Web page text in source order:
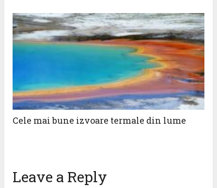
Cele mai bune izvoare termale din lume
Leave a Reply